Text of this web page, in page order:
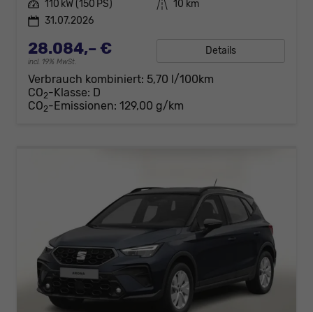
Leistung 110 kW (150 PS) Kilometerstand 10 km
31.07.2026
28.084,– €
incl. 19% MwSt.
Details
Verbrauch kombiniert: 5,70 l/100km
CO2-Klasse: D
CO2-Emissionen: 129,00 g/km